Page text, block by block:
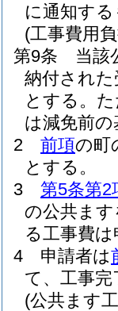
に通知す
(工事費用
第9条
当該
納付され
とする。
は減免前
2
前項の町
とする。
3
第5条第2
の公共ま
る工事費
4
申請者は
て、工事
(公共ます